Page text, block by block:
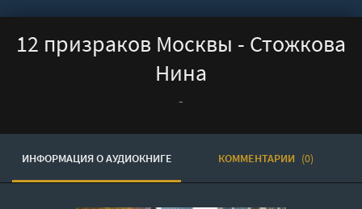
12 призраков Москвы - Стожкова
Нина
-
ИНФОРМАЦИЯ О АУДИОКНИГЕ КОММЕНТАРИИ (0)